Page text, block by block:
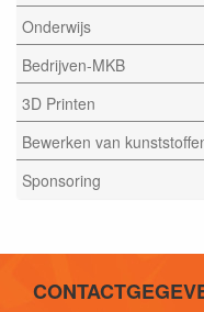
Onderwijs
Bedrijven-MKB
3D Printen
Bewerken van
Sponsoring